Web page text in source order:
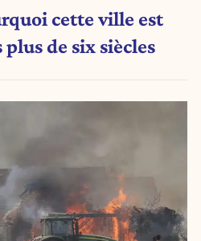
cette ville est
de six siècles